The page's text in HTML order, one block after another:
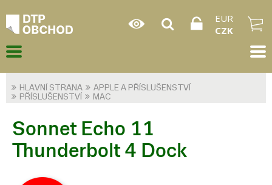
EUR
CZK
HLAVNÍ STRANA
APPLE A PŘÍSLUŠENSTVÍ
PŘÍSLUŠENSTVÍ
MAC
Sonnet Echo 11
Thunderbolt 4 Dock